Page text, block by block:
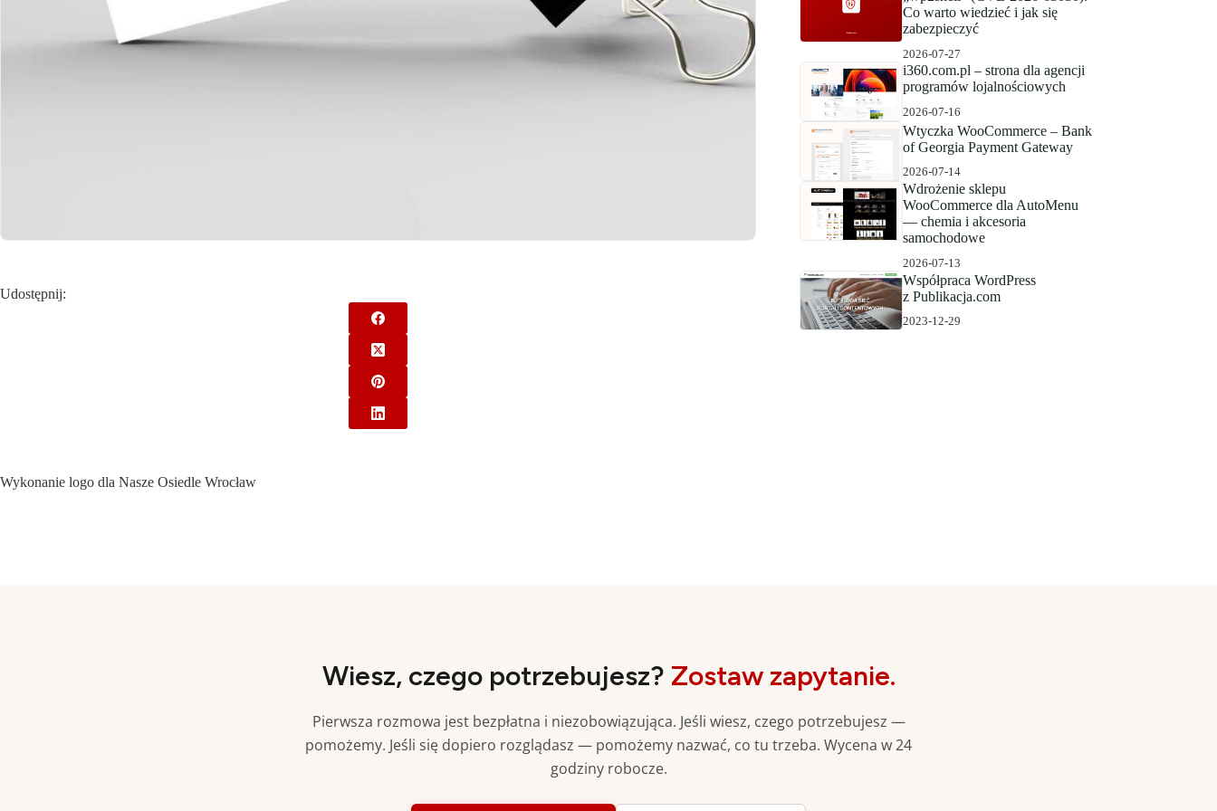
Udostępnij:
Wykonanie logo dla Nasze Osiedle Wrocław
Co warto wiedzieć i jak się
zabezpieczyć
2026-07-27
i360.com.pl – strona dla agencji
programów lojalnościowych
2026-07-16
Wtyczka WooCommerce – Bank
of Georgia Payment Gateway
2026-07-14
Wdrożenie sklepu
WooCommerce dla AutoMenu
— chemia i akcesoria
samochodowe
2026-07-13
Współpraca WordPress
z Publikacja.com
2023-12-29
Wiesz, czego potrzebujesz? Zostaw zapytanie.
Pierwsza rozmowa jest bezpłatna i niezobowiązująca. Jeśli wiesz, czego potrzebujesz —
pomożemy. Jeśli się dopiero rozglądasz — pomożemy nazwać, co tu trzeba. Wycena w 24
godziny robocze.